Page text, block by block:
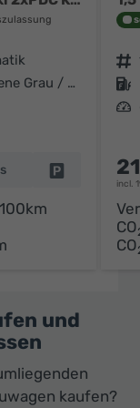
Graphene Grau / Dach Schwarz
Fahrzeug
Fahrzeugnr.
Kraftstoff
Leistung
incl.
CO
CO
und
kaufen?